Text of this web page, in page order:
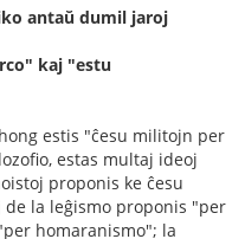
antaŭ dumil jaroj
kaj "estu
estis "ĉesu militojn per
estas multaj ideoj
proponis ke ĉesu
la leĝismo proponis "per
homaranismo"; la